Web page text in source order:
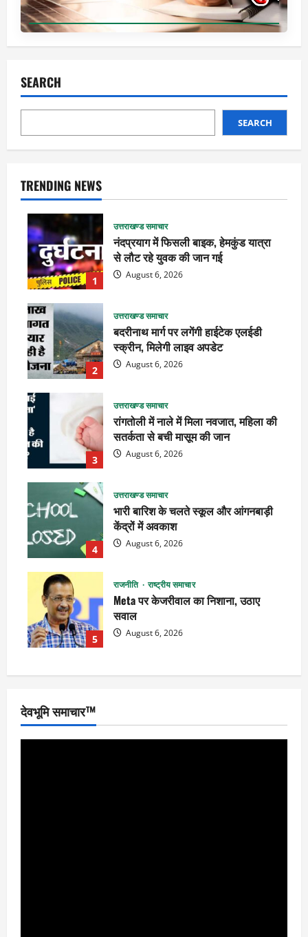
SEARCH
SEARCH
TRENDING NEWS
1
उत्तराखण्ड समाचार
नंदप्रयाग में फिसली बाइक, हेमकुंड यात्रा
से लौट रहे युवक की जान गई
August 6, 2026
2
उत्तराखण्ड समाचार
बदरीनाथ मार्ग पर लगेंगी हाईटेक एलईडी
स्क्रीन, मिलेगी लाइव अपडेट
August 6, 2026
3
उत्तराखण्ड समाचार
रांगतोली में नाले में मिला नवजात, महिला की
सतर्कता से बची मासूम की जान
August 6, 2026
4
उत्तराखण्ड समाचार
भारी बारिश के चलते स्कूल और आंगनबाड़ी
केंद्रों में अवकाश
August 6, 2026
5
राजनीति राष्ट्रीय समाचार
Meta पर केजरीवाल का निशाना, उठाए
सवाल
August 6, 2026
देवभूमि समाचार™